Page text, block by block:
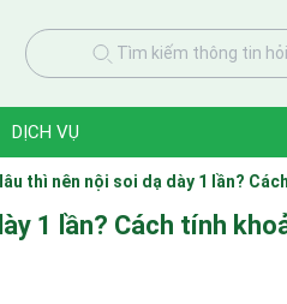
Tìm kiếm thông tin hỏi
DỊCH VỤ
lâu thì nên nội soi dạ dày 1 lần?
1 lần? Cách tính